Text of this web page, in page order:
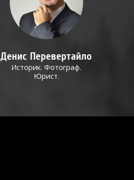
Денис Перевертайло
Историк. Фотограф.
Юрист.